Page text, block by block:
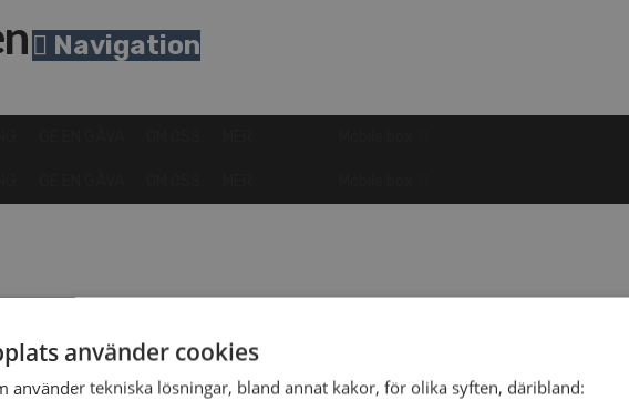
Navigation
använder cookies
använder tekniska lösningar, bland annat kakor, för olika syften, däribland: